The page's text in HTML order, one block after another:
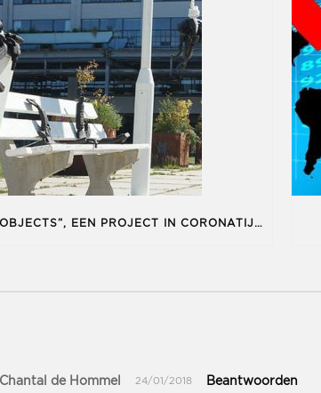
“THE OBJECTS”, EEN PROJECT IN CORONATIJD
Chantal de Hommel 24/01/2018 Beantwoorden